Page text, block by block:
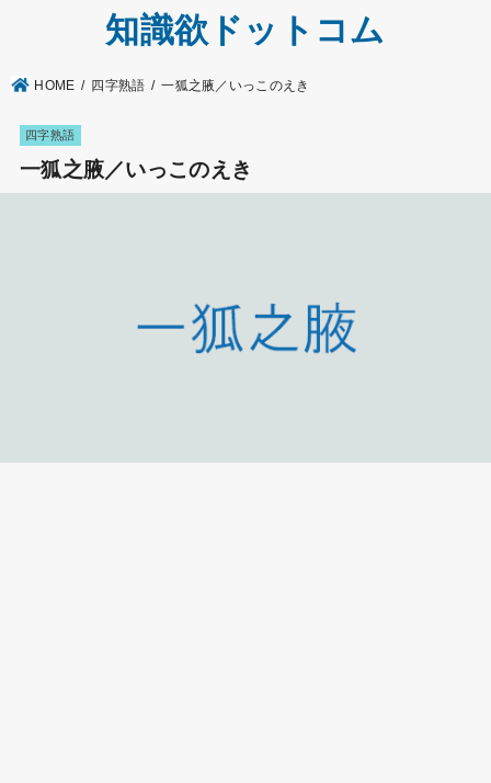
知識欲ドットコム
HOME 四字熟語 一狐之腋／いっこのえき
四字熟語
一狐之腋／いっこのえき